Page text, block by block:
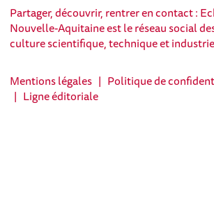
Partager, découvrir, rentrer en contact :
Nouvelle-Aquitaine est le réseau social
culture scientifique, technique et
Mentions légales | Politique de
| Ligne éditoriale